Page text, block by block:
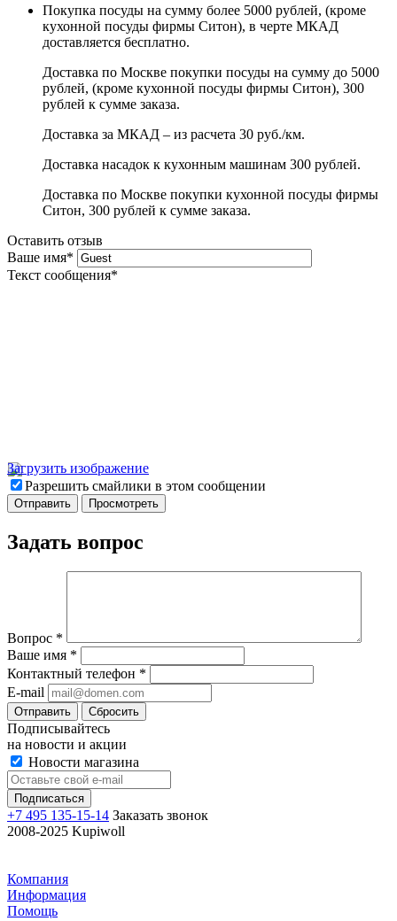
Покупка посуды на сумму более 5000 рублей, (кроме
кухонной посуды фирмы Ситон), в черте МКАД
доставляется бесплатно.
Доставка по Москве покупки посуды на сумму до 5000
рублей, (кроме кухонной посуды фирмы Ситон), 300
рублей к сумме заказа.
Доставка за МКАД – из расчета 30 руб./км.
Доставка насадок к кухонным машинам 300 рублей.
Доставка по Москве покупки кухонной посуды фирмы
Ситон, 300 рублей к сумме заказа.
Оставить отзыв
Ваше имя*
Текст сообщения*
Загрузить изображение
Разрешить смайлики в этом сообщении
Задать вопрос
Вопрос *
Ваше имя *
Контактный телефон *
E-mail
Отправить Сбросить
Подписывайтесь
на новости и акции
Новости магазина
+7 495 135-15-14 Заказать звонок
2008-2025 Kupiwoll
Компания
Информация
Помощь